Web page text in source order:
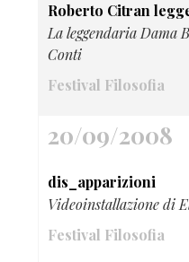
Roberto Citran
La leggendaria Dama
Conti
Festival Filosofia
20/09/2008
dis_apparizioni
Videoinstallazione di
Festival Filosofia